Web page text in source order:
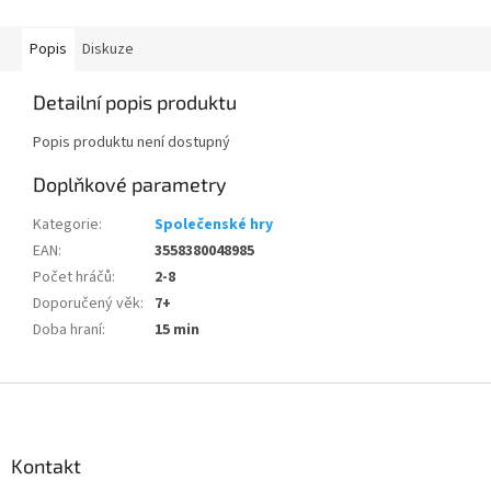
Popis Diskuze
Detailní popis produktu
Popis produktu není dostupný
Doplňkové parametry
Kategorie:
Společenské hry
EAN:
3558380048985
Počet hráčů:
2-8
Doporučený věk: 7+
Doba hraní: 15 min
Kontakt